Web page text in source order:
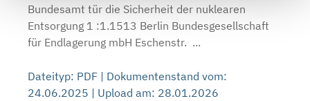
Bundesamt tür die Sicherheit der nuklearen
Entsorgung 1 :1.1513 Berlin Bundesgesellschaft
für Endlagerung mbH Eschenstr. ...
Dateityp: PDF | Dokumentenstand vom:
24.06.2025 | Upload am: 28.01.2026